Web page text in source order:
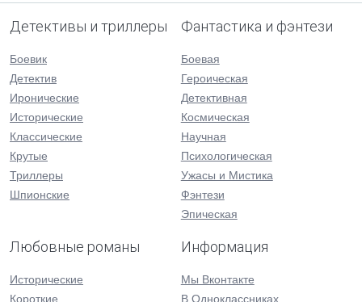
Детективы и триллеры
Боевик
Детектив
Иронические
Исторические
Классические
Крутые
Триллеры
Шпионские
Фантастика и фэнтези
Боевая
Героическая
Детективная
Космическая
Научная
Психологическая
Ужасы и Мистика
Фэнтези
Эпическая
Любовные романы
Исторические
Короткие
Информация
Мы Вконтакте
В Одноклассниках